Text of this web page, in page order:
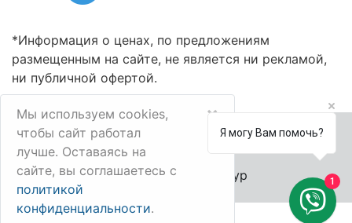
*Информация о ценах, по предложениям
размещенным на сайте, не является ни рекламой,
ни публичной офертой.
© 2006-2025 Велл-Тур
Мы используем cookies,
чтобы сайт работал
лучше. Оставаясь на
сайте, вы соглашаетесь с
политикой
конфиденциальности.
×
Я могу Вам помочь?
1